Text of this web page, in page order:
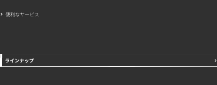
便利なサービス
ラインナップ